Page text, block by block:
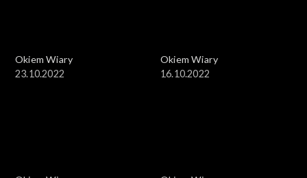
Okiem Wiary
23.10.2022
Okiem Wiary
16.10.2022